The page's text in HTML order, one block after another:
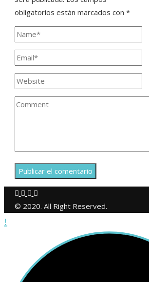
obligatorios están marcados con *
© 2020. All Right Reserved.